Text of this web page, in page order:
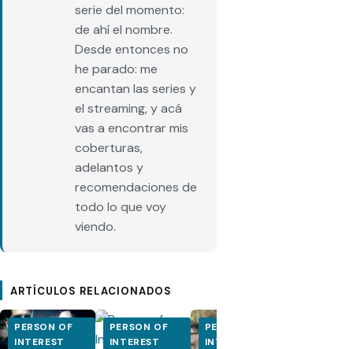
serie del momento:
de ahí el nombre.
Desde entonces no
he parado: me
encantan las series y
el streaming, y acá
vas a encontrar mis
coberturas,
adelantos y
recomendaciones de
todo lo que voy
viendo.
ARTÍCULOS RELACIONADOS
PERSON OF
INTEREST
PERSON OF
INTEREST
PERSON OF
INTEREST